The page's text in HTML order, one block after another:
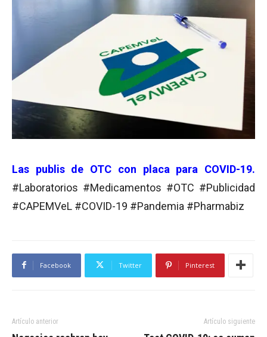
Las publis de OTC con placa para COVID-19.
#Laboratorios #Medicamentos #OTC #Publicidad
#CAPEMVeL #COVID-19 #Pandemia #Pharmabiz
Facebook Twitter Pinterest
Artículo anterior Artículo siguiente